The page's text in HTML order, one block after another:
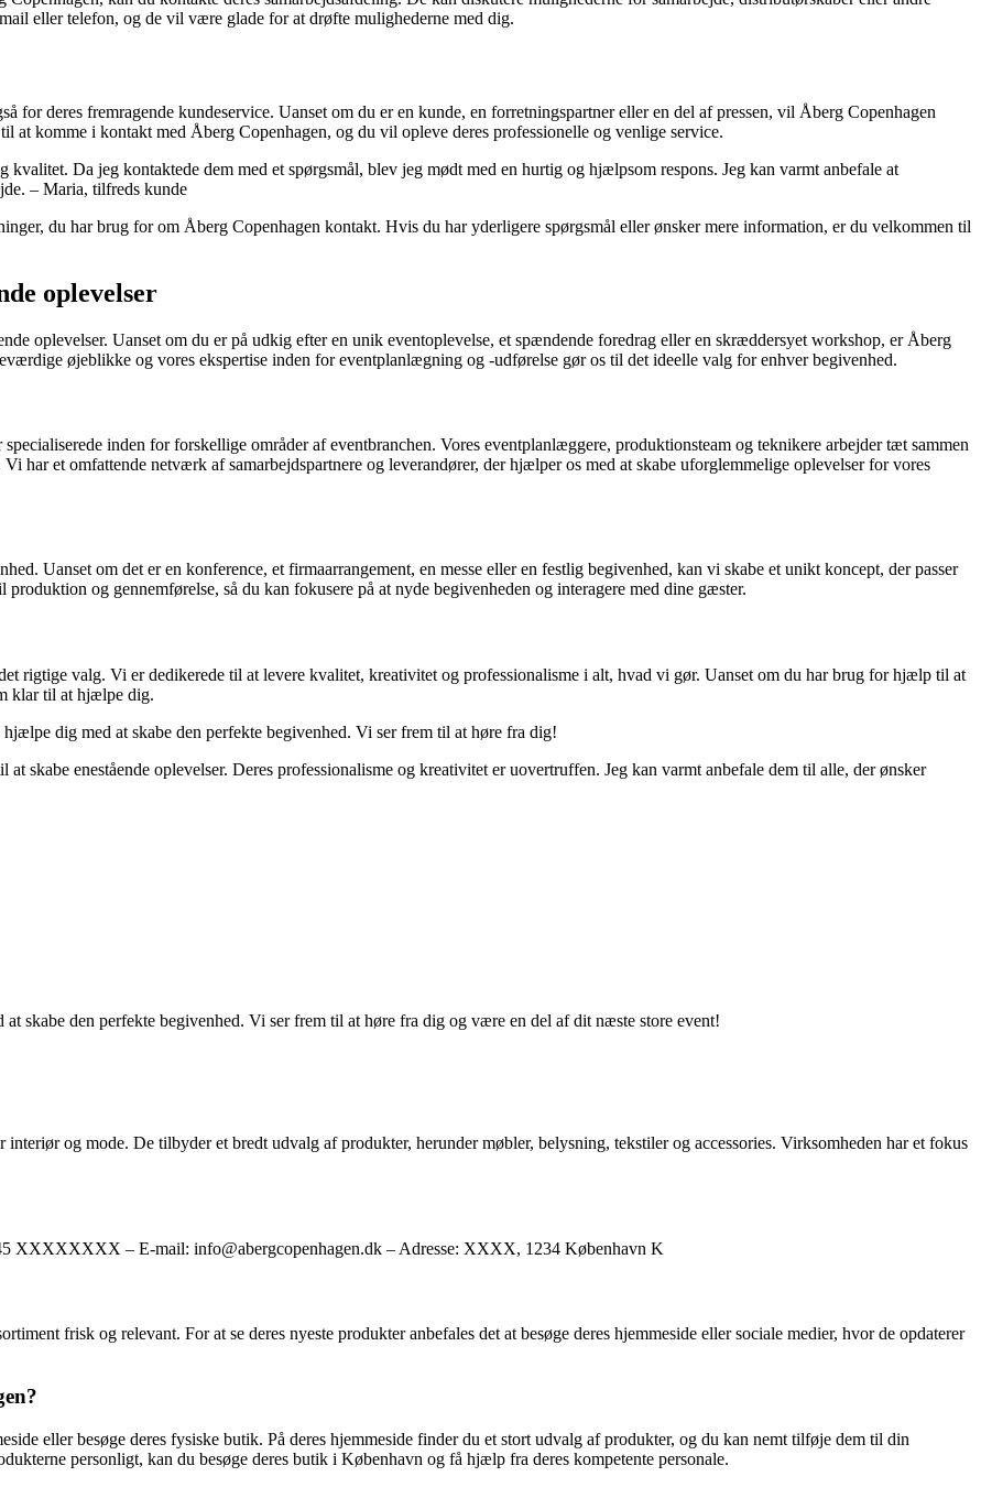
eller telefon, og de vil være glade for at drøfte mulighederne med dig.
for deres fremragende kundeservice. Uanset om du er en kunde, en forretningspartner eller en del af pressen, vil Åberg Copenhagen
komme i kontakt med Åberg Copenhagen, og du vil opleve deres professionelle og venlige service.
Da jeg kontaktede dem med et spørgsmål, blev jeg mødt med en hurtig og hjælpsom respons. Jeg kan varmt anbefale at
– Maria, tilfreds kunde
du har brug for om Åberg Copenhagen kontakt. Hvis du har yderligere spørgsmål eller ønsker mere information, er du velkommen til
oplevelser
oplevelser. Uanset om du er på udkig efter en unik eventoplevelse, et spændende foredrag eller en skræddersyet workshop, er Åberg
øjeblikke og vores ekspertise inden for eventplanlægning og -udførelse gør os til det ideelle valg for enhver begivenhed.
inden for forskellige områder af eventbranchen. Vores eventplanlæggere, produktionsteam og teknikere arbejder tæt sammen
har et omfattende netværk af samarbejdspartnere og leverandører, der hjælper os med at skabe uforglemmelige oplevelser for vores
Uanset om det er en konference, et firmaarrangement, en messe eller en festlig begivenhed, kan vi skabe et unikt koncept, der passer
og gennemførelse, så du kan fokusere på at nyde begivenheden og interagere med dine gæster.
rigtige valg. Vi er dedikerede til at levere kvalitet, kreativitet og professionalisme i alt, hvad vi gør. Uanset om du har brug for hjælp til at
klar til at hjælpe dig.
dig med at skabe den perfekte begivenhed. Vi ser frem til at høre fra dig!
skabe enestående oplevelser. Deres professionalisme og kreativitet er uovertruffen. Jeg kan varmt anbefale dem til alle, der ønsker
skabe den perfekte begivenhed. Vi ser frem til at høre fra dig og være en del af dit næste store event!
og mode. De tilbyder et bredt udvalg af produkter, herunder møbler, belysning, tekstiler og accessories. Virksomheden har et fokus
XXXXXXXX – E-mail: info@abergcopenhagen.dk – Adresse: XXXX, 1234 København K
frisk og relevant. For at se deres nyeste produkter anbefales det at besøge deres hjemmeside eller sociale medier, hvor de opdaterer
eller besøge deres fysiske butik. På deres hjemmeside finder du et stort udvalg af produkter, og du kan nemt tilføje dem til din
personligt, kan du besøge deres butik i København og få hjælp fra deres kompetente personale.